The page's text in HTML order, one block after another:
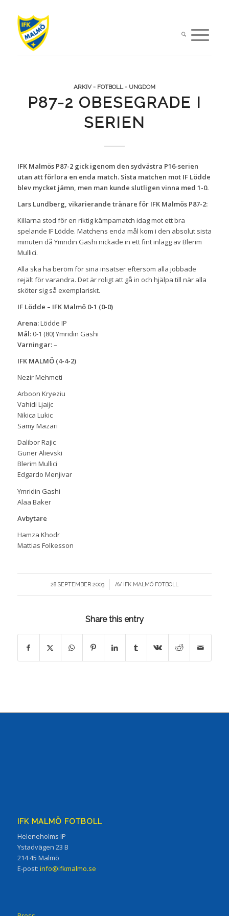
ARKIV - FOTBOLL - UNGDOM
P87-2 OBESEGRADE I
SERIEN
IFK Malmös P87-2 gick igenom den sydvästra P16-serien
utan att förlora en enda match. Sista matchen mot IF Lödde
blev mycket jämn, men man kunde slutligen vinna med 1-0.
Lars Lundberg, vikarierande tränare för IFK Malmös P87-2:
Killarna stod för en riktig kämpamatch idag mot ett bra
spelande IF Lödde. Matchens enda mål kom i den absolut sista
minuten då Ymridin Gashi nickade in ett fint inlägg av Blerim
Mullici.
Alla ska ha beröm för sina insatser eftersom alla jobbade
rejält för varandra. Det är roligt att gå in och hjälpa till när alla
sköter sig så exemplariskt.
IF Lödde – IFK Malmö 0-1 (0-0)
Arena:Lödde IP
Mål:0-1 (80) Ymridin Gashi
Varningar:–
IFK MALMÖ (4-4-2)
Nezir Mehmeti
Arboon Kryeziu
Vahidi Ljaijc
Nikica Lukic
Samy Mazari
Dalibor Rajic
Guner Alievski
Blerim Mullici
Edgardo Menjivar
Ymridin Gashi
Alaa Baker
Avbytare
Hamza Khodr
Mattias Folkesson
28 SEPTEMBER 2003
/ AV IFK MALMÖ FOTBOLL
Share this entry
IFK MALMÖ FOTBOLL
Heleneholms IP
Ystadvägen 23 B
214 45 Malmö
E-post: info@ifkmalmo.se